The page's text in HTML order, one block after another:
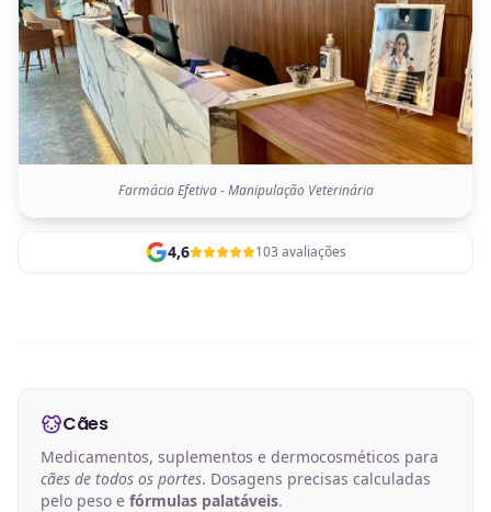
Farmácia Efetiva - Manipulação Veterinária
4,6 103 avaliações
Cães
Medicamentos, suplementos e dermocosméticos para
cães de todos os portes. Dosagens precisas calculadas
pelo peso e fórmulas palatáveis.